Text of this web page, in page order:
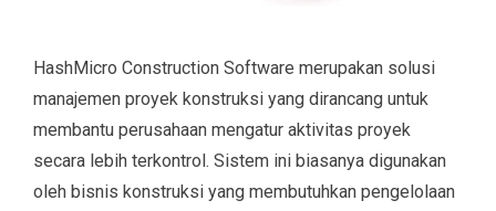
HashMicro Construction Software merupakan solusi
manajemen proyek konstruksi yang dirancang untuk
membantu perusahaan mengatur aktivitas proyek
secara lebih terkontrol. Sistem ini biasanya digunakan
oleh bisnis konstruksi yang membutuhkan pengelolaan